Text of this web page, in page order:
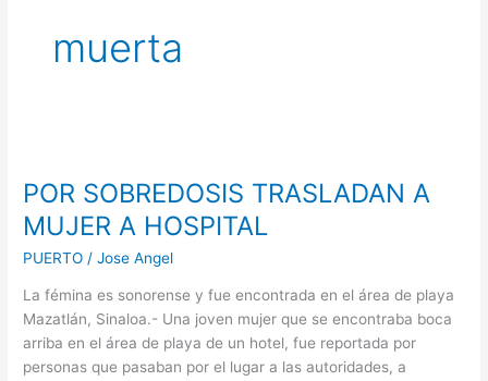
muerta
POR SOBREDOSIS TRASLADAN A
MUJER A HOSPITAL
PUERTO /Jose Angel
La fémina es sonorense y fue encontrada en el área de playa
Mazatlán, Sinaloa.- Una joven mujer que se encontraba boca
arriba en el área de playa de un hotel, fue reportada por
personas que pasaban por el lugar a las autoridades, a
TRASLADAN
A
MUJER
A
HOSPITAL